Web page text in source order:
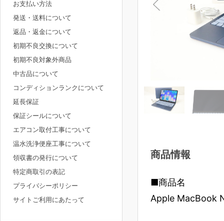
商品情報
■商品名
Apple MacBook
お支払い方法
発送・送料について
返品・返金について
初期不良交換について
初期不良対象外商品
中古品について
コンディションランクについて
延長保証
保証シールについて
エアコン取付工事について
温水洗浄便座工事について
領収書の発行について
特定商取引の表記
プライバシーポリシー
サイトご利用にあたって